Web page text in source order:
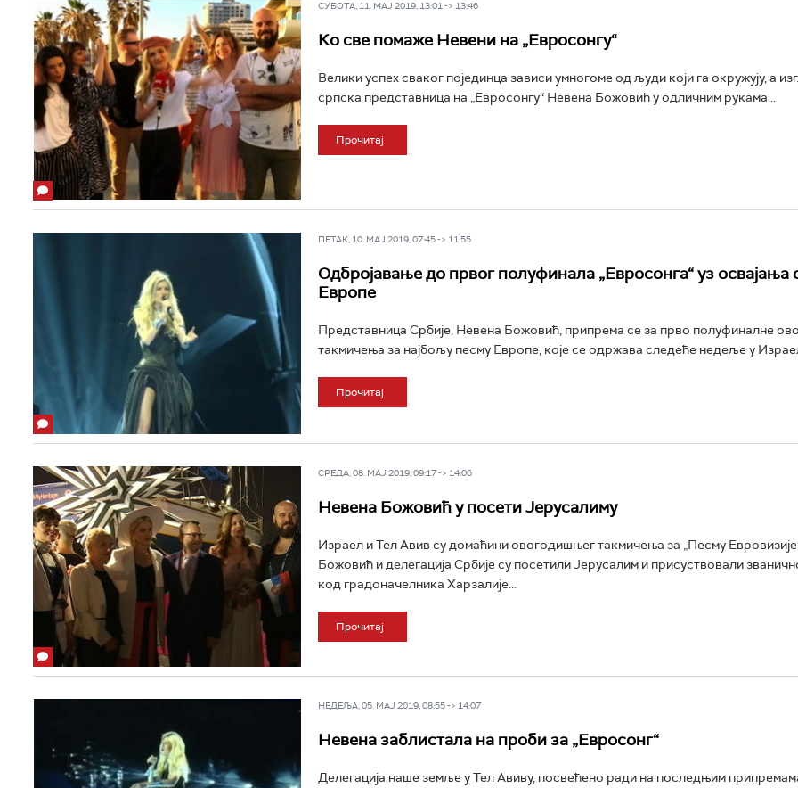
СУБОТА, 11. МАЈ 2019, 13:01 -> 13:46
Ко све помаже Невени на „Евросонгу“
Велики успех сваког појединца зависи умногоме од људи који га окружују, а
српска представница на „Евросонгу“ Невена Божовић у одличним рукама...
Прочитај
ПЕТАК, 10. МАЈ 2019, 07:45 -> 11:55
Одбројавање до првог полуфинала „Евросонга“ уз освајања
Европе
Представница Србије, Невена Божовић, припрема се за прво полуфиналне
такмичења за најбољу песму Европе, које се одржава следеће недеље у
Прочитај
СРЕДА, 08. МАЈ 2019, 09:17 -> 14:06
Невена Божовић у посети Јерусалиму
Израел и Тел Авив су домаћини овогодишњег такмичења за „Песму
Божовић и делегација Србије су посетили Јерусалим и присуствовали
код градоначелника Харзалије...
Прочитај
НЕДЕЉА, 05. МАЈ 2019, 08:55 -> 14:07
Невена заблистала на проби за „Евросонг“
Делегација наше земље у Тел Авиву, посвећено ради на последњим